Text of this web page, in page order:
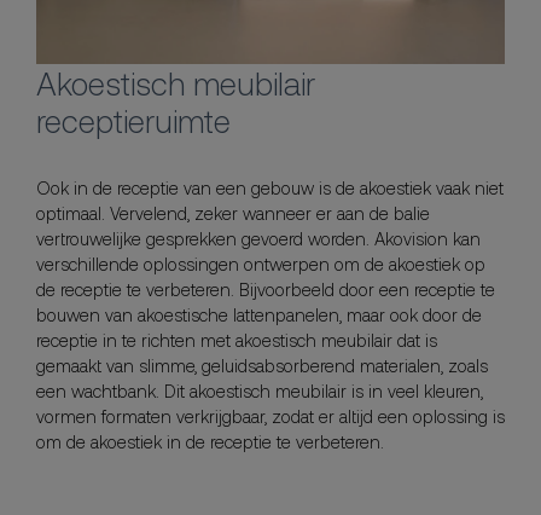
Akoestisch meubilair
receptieruimte
Ook in de receptie van een gebouw is de akoestiek vaak niet
optimaal. Vervelend, zeker wanneer er aan de balie
vertrouwelijke gesprekken gevoerd worden. Akovision kan
verschillende oplossingen ontwerpen om de akoestiek op
de receptie te verbeteren. Bijvoorbeeld door een receptie te
bouwen van akoestische lattenpanelen, maar ook door de
receptie in te richten met akoestisch meubilair dat is
gemaakt van slimme, geluidsabsorberend materialen, zoals
een wachtbank. Dit akoestisch meubilair is in veel kleuren,
vormen formaten verkrijgbaar, zodat er altijd een oplossing is
om de akoestiek in de receptie te verbeteren.